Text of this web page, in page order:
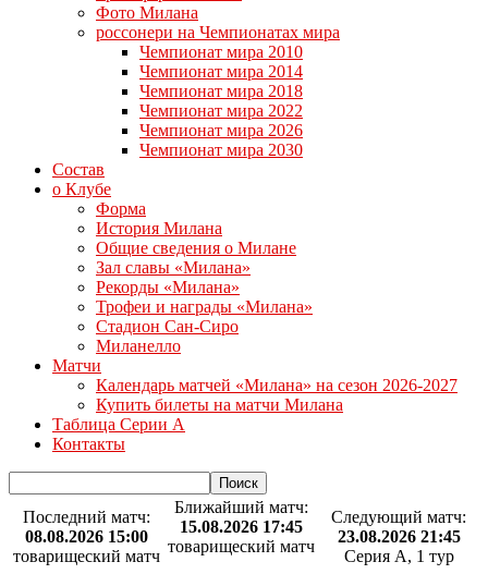
Фото Милана
россонери на Чемпионатах мира
Чемпионат мира 2010
Чемпионат мира 2014
Чемпионат мира 2018
Чемпионат мира 2022
Чемпионат мира 2026
Чемпионат мира 2030
Состав
о Клубе
Форма
История Милана
Общие сведения о Милане
Зал славы «Милана»
Рекорды «Милана»
Трофеи и награды «Милана»
Стадион Сан-Сиро
Миланелло
Матчи
Календарь матчей «Милана» на сезон 2026-2027
Купить билеты на матчи Милана
Таблица Серии А
Контакты
Последний матч:
08.08.2026 15:00
товарищеский матч
Ближайший матч:
15.08.2026 17:45
товарищеский матч
Следующий матч:
23.08.2026 21:45
Серия А, 1 тур